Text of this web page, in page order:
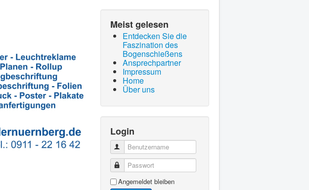
Meist gelesen
Entdecken Sie die
Faszination des
Bogenschießens
Ansprechpartner
Impressum
Home
Über uns
Login
Benutzername
Passwort
Angemeldet bleiben